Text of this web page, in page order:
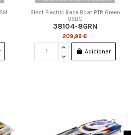
Blast Electric Race Boat RTR Green
USBC
38104-8GRN
209,99 €
Adicionar